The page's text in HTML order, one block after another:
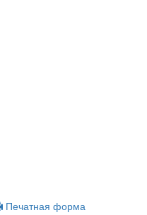
Печатная форма